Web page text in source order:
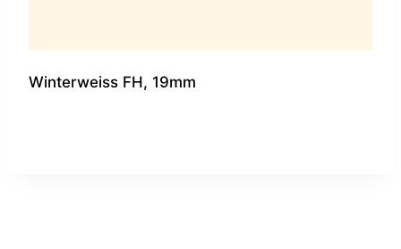
Winterweiss FH, 19mm